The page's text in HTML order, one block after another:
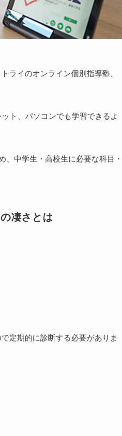
ライのオンライン個別指導塾、
ト、パソコンでも学習できるよ
、中学生・高校生に必要な科目・
凄さとは
定期的に診断する必要がありま